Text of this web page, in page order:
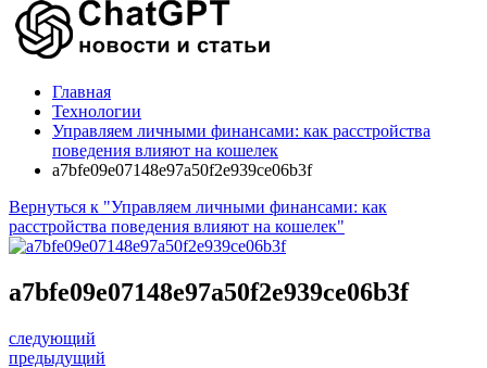
Главная
Технологии
Управляем личными финансами: как расстройства
поведения влияют на кошелек
a7bfe09e07148e97a50f2e939ce06b3f
Вернуться к "Управляем личными финансами: как
расстройства поведения влияют на кошелек"
a7bfe09e07148e97a50f2e939ce06b3f
следующий
предыдущий